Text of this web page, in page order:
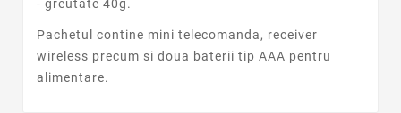
- greutate 40g.
Pachetul contine mini telecomanda, receiver
wireless precum si doua baterii tip AAA pentru
alimentare.